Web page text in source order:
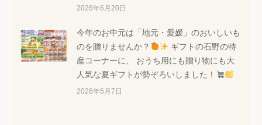
2026年6月20日
今年のお中元は「地元・愛媛」のおいしいも
のを贈りませんか？
ギフトの石野の特
産コーナーに、 おうち用にも贈り物にも大
人気な夏ギフトが勢ぞろいしました！
2026年6月7日